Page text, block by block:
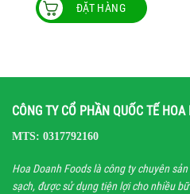
ĐẶT HÀNG
CÔNG TY CỔ PHẦN QUỐC TẾ HOA
MTS: 0317792160
Hoa Doanh Foods là công ty chuyên
sạch, được sử dụng tiện lợi cho nhiều